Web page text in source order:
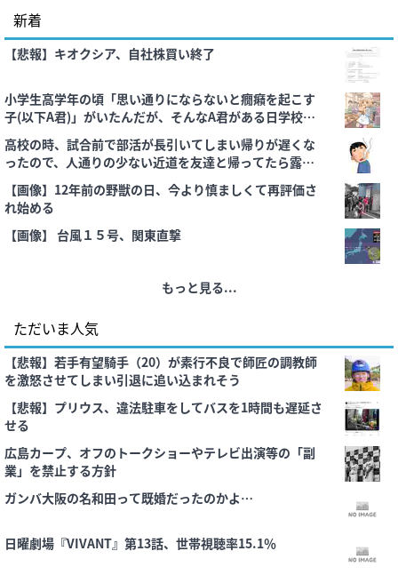
新着
【悲報】キオクシア、自社株買い終了
小学生高学年の頃「思い通りにならないと癇癪を起こす
子(以下A君)」がいたんだが、そんなA君がある日学校で
癇癪を起こし、廊下でカッターを振り回し始めた…
高校の時、試合前で部活が長引いてしまい帰りが遅くな
ったので、人通りの少ない近道を友達と帰ってたら露出魔
に遭遇した…
【画像】12年前の野獣の日、今より慎ましくて再評価さ
れ始める
【画像】 台風１５号、関東直撃
もっと見る...
ただいま人気
【悲報】若手有望騎手（20）が素行不良で師匠の調教師
を激怒させてしまい引退に追い込まれそう
【悲報】プリウス、違法駐車をしてバスを1時間も遅延さ
せる
広島カープ、オフのトークショーやテレビ出演等の「副
業」を禁止する方針
ガンバ大阪の名和田って既婚だったのかよ…
日曜劇場『VIVANT』第13話、世帯視聴率15.1％